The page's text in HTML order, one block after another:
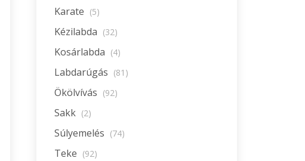
Karate (5)
Kézilabda (32)
Kosárlabda (4)
Labdarúgás (81)
Ökölvívás (92)
Sakk (2)
Súlyemelés (74)
Teke (92)